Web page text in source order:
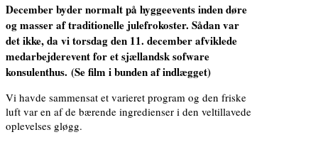
December byder normalt på hyggeevents inden døre
og masser af traditionelle julefrokoster. Sådan var
det ikke, da vi torsdag den 11. december afviklede
medarbejderevent for et sjællandsk sofware
konsulenthus. (Se film i bunden af indlægget)
Vi havde sammensat et varieret program og den friske
luft var en af de bærende ingredienser i den veltillavede
oplevelses gløgg.